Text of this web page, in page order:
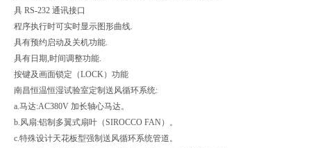
具 RS-232 通讯接口
程序执行时可实时显示图形曲线.
具有预约启动及关机功能.
具有日期,时间调整功能.
按键及画面锁定（LOCK）功能
南昌恒温恒湿试验室定制送风循环系统:
a.马达:AC380V 加长轴心马达。
b.风扇:铝制多翼式扇叶（SIROCCO FAN）。
c.特殊设计天花板型强制送风循环系统管道。